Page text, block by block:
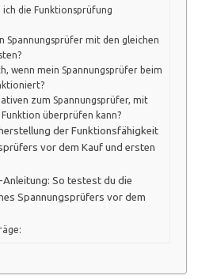
die Funktionsprüfung
Spannungsprüfer mit den gleichen
wenn mein Spannungsprüfer beim
zum Spannungsprüfer, mit
überprüfen kann?
der Funktionsfähigkeit
vor dem Kauf und ersten
So testest du die
Spannungsprüfers vor dem